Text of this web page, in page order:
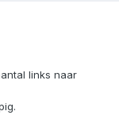
links naar